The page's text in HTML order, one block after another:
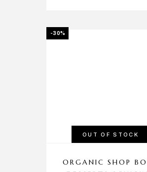
-30%
OUT OF STOCK
ORGANIC SHOP